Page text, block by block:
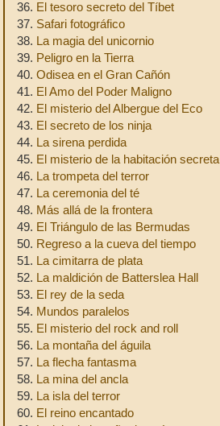
36. El tesoro secreto del Tíbet
37. Safari fotográfico
38. La magia del unicornio
39. Peligro en la Tierra
40. Odisea en el Gran Cañón
41. El Amo del Poder Maligno
42. El misterio del Albergue del Eco
43. El secreto de los ninja
44. La sirena perdida
45. El misterio de la habitación secreta
46. La trompeta del terror
47. La ceremonia del té
48. Más allá de la frontera
49. El Triángulo de las Bermudas
50. Regreso a la cueva del tiempo
51. La cimitarra de plata
52. La maldición de Batterslea Hall
53. El rey de la seda
54. Mundos paralelos
55. El misterio del rock and roll
56. La montaña del águila
57. La flecha fantasma
58. La mina del ancla
59. La isla del terror
60. El reino encantado